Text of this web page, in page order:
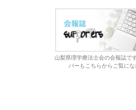
山梨県理学療法士会の会報誌で
バーもこちらからご覧にな